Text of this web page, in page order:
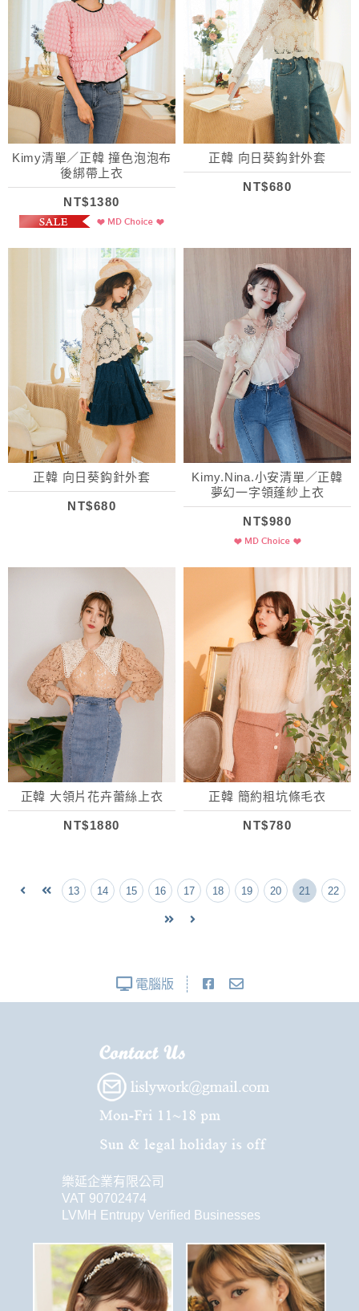
Kimy清單／正韓 撞色泡泡布
後綁帶上衣
NT$1380
正韓 向日葵鈎針外套
NT$680
正韓 向日葵鈎針外套
NT$680
Kimy.Nina.小安清單／正韓
夢幻一字領蓬紗上衣
NT$980
正韓 大領片花卉蕾絲上衣
NT$1880
正韓 簡約粗坑條毛衣
NT$780
13 14 15 16 17 18 19 20 21 22
電腦版
樂延企業有限公司
VAT 90702474
LVMH Entrupy Verified Businesses